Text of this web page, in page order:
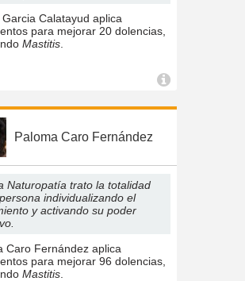
Calatayud aplica
para mejorar 20 dolencias,
Mastitis.
Paloma Caro Fernández
Naturopatía trato la totalidad
individualizando el
y activando su poder
Caro Fernández aplica
para mejorar 96 dolencias,
Mastitis.